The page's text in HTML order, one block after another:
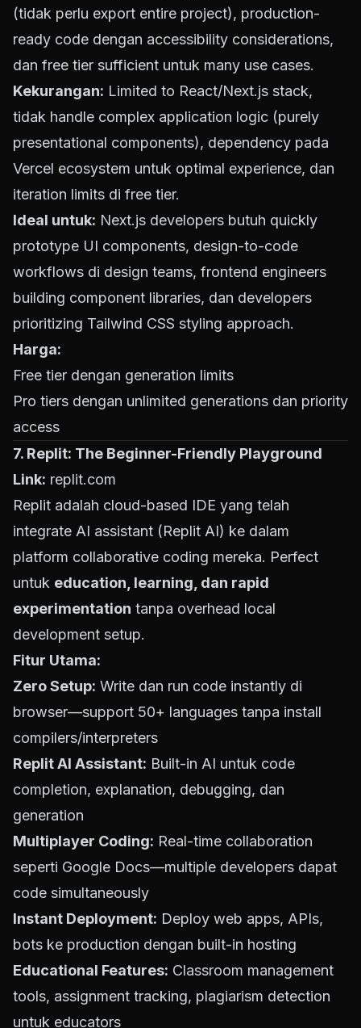
(tidak perlu export entire project), production-
ready code dengan accessibility considerations,
dan free tier sufficient untuk many use cases.
Kekurangan: Limited to React/Next.js stack,
tidak handle complex application logic (purely
presentational components), dependency pada
Vercel ecosystem untuk optimal experience, dan
iteration limits di free tier.
Ideal untuk: Next.js developers butuh quickly
prototype UI components, design-to-code
workflows di design teams, frontend engineers
building component libraries, dan developers
prioritizing Tailwind CSS styling approach.
Harga:
Free tier dengan generation limits
Pro tiers dengan unlimited generations dan priority
access
7. Replit: The Beginner-Friendly Playground
Link: replit.com
Replit adalah cloud-based IDE yang telah
integrate AI assistant (Replit AI) ke dalam
platform collaborative coding mereka. Perfect
untuk education, learning, dan rapid
experimentation tanpa overhead local
development setup.
Fitur Utama:
Zero Setup: Write dan run code instantly di
browser—support 50+ languages tanpa install
compilers/interpreters
Replit AI Assistant: Built-in AI untuk code
completion, explanation, debugging, dan
generation
Multiplayer Coding: Real-time collaboration
seperti Google Docs—multiple developers dapat
code simultaneously
Instant Deployment: Deploy web apps, APIs,
bots ke production dengan built-in hosting
Educational Features: Classroom management
tools, assignment tracking, plagiarism detection
untuk educators